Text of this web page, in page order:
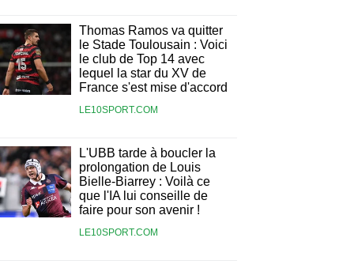
Thomas Ramos va quitter
le Stade Toulousain : Voici
le club de Top 14 avec
lequel la star du XV de
France s'est mise d'accord
LE10SPORT.COM
L'UBB tarde à boucler la
prolongation de Louis
Bielle-Biarrey : Voilà ce
que l'IA lui conseille de
faire pour son avenir !
LE10SPORT.COM